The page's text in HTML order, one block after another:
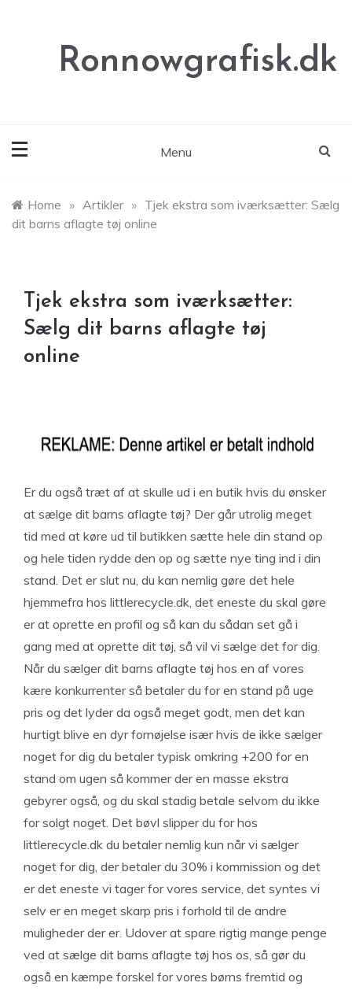
Ronnowgrafisk.dk
Menu
Home » Artikler » Tjek ekstra som iværksætter: Sælg
dit barns aflagte tøj online
Tjek ekstra som iværksætter:
Sælg dit barns aflagte tøj
online
Er du også træt af at skulle ud i en butik hvis du ønsker
at sælge dit barns aflagte tøj? Der går utrolig meget
tid med at køre ud til butikken sætte hele din stand op
og hele tiden rydde den op og sætte nye ting ind i din
stand. Det er slut nu, du kan nemlig gøre det hele
hjemmefra hos littlerecycle.dk, det eneste du skal gøre
er at oprette en profil og så kan du sådan set gå i
gang med at oprette dit tøj, så vil vi sælge det for dig.
Når du sælger dit barns aflagte tøj hos en af vores
kære konkurrenter så betaler du for en stand på uge
pris og det lyder da også meget godt, men det kan
hurtigt blive en dyr fornøjelse især hvis de ikke sælger
noget for dig du betaler typisk omkring +200 for en
stand om ugen så kommer der en masse ekstra
gebyrer også, og du skal stadig betale selvom du ikke
for solgt noget. Det bøvl slipper du for hos
littlerecycle.dk du betaler nemlig kun når vi sælger
noget for dig, der betaler du 30% i kommission og det
er det eneste vi tager for vores service, det syntes vi
selv er en meget skarp pris i forhold til de andre
muligheder der er. Udover at spare rigtig mange penge
ved at sælge dit barns aflagte tøj hos os, så gør du
også en kæmpe forskel for vores børns fremtid og